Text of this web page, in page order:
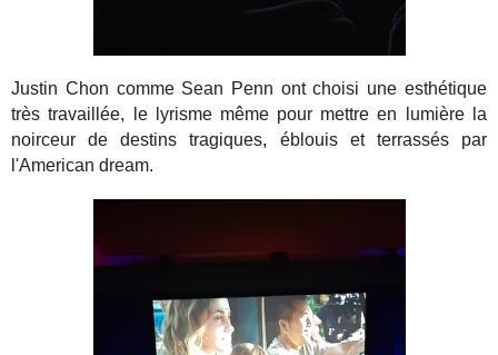
Justin Chon comme Sean Penn ont choisi une esthétique
très travaillée, le lyrisme même pour mettre en lumière la
noirceur de destins tragiques, éblouis et terrassés par
l'American dream.